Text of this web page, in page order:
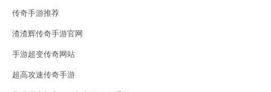
传奇手游推荐
渣渣辉传奇手游官网
手游超变传奇网站
超高攻速传奇手游